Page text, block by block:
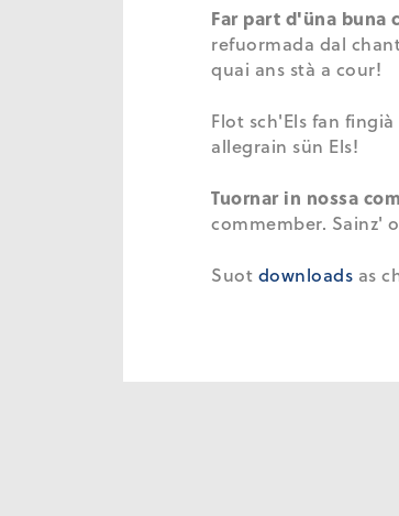
Far part d'üna buna
refuormada dal
quai ans stà a cour!
Flot sch'Els fan
allegrain sün Els!
Tuornar in nossa
commember. Sainz'
Suot downloads as